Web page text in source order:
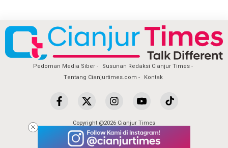
Pedoman Media Siber
Susunan Redaksi Cianjur Times
Tentang Cianjurtimes.com
Kontak
Copyright @2026 Cianjur Times
All Rights Reserved